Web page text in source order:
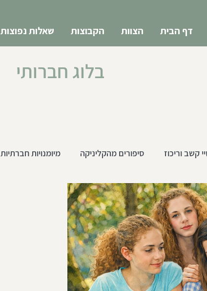
דף הבית הצוות הקבוצות שאלות נפוצות
בלוג חברותי
קשב וריכוז סיפורים מהקליניקה מיומנויות חברתיות
18-25
מחדש: כשהקושי
או השפלה. לפעמים יש משהו אחר,
חשבונם, קבוצת וואטסאפ שנפתחת
בלעדיהם, התעלמות קטנה בהפסקה, מבט מהצד שמתפרש כזלזול. כל